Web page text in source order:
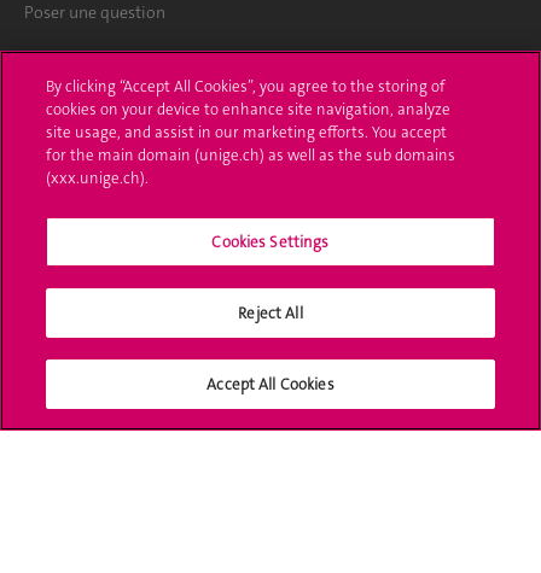
Poser une question
UNIGE Mobile
Médias
Offres d'emploi
Bibliothèque
Médias sociaux UNIGE
By clicking “Accept All Cookies”, you agree to the storing of
cookies on your device to enhance site navigation, analyze
site usage, and assist in our marketing efforts. You accept
for the main domain (unige.ch) as well as the sub domains
(xxx.unige.ch).
Cookies Settings
Reject All
Accept All Cookies